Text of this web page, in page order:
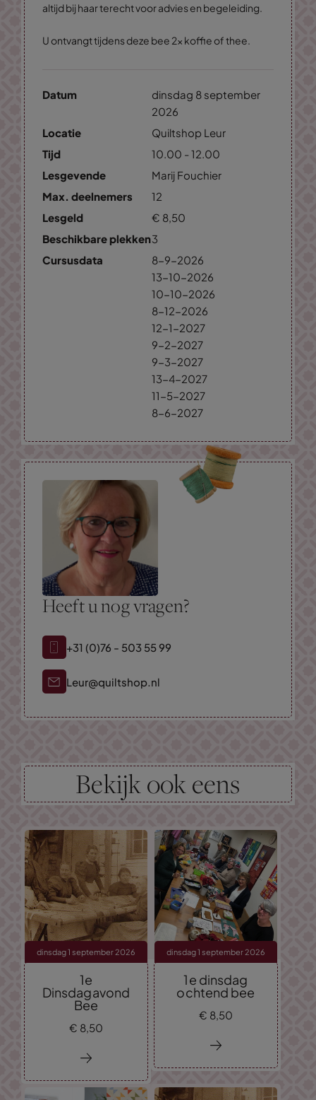
altijd bij haar terecht voor advies en begeleiding.
U ontvangt tijdens deze bee 2x koffie of thee.
Datum
dinsdag 8 september
2026
Locatie
Quiltshop Leur
Tijd
10.00 - 12.00
Lesgevende
Marij Fouchier
Max. deelnemers
12
Lesgeld
€ 8,50
Beschikbare plekken3
Cursusdata
8-9-2026
13-10-2026
10-10-2026
8-12-2026
12-1-2027
9-2-2027
9-3-2027
13-4-2027
11-5-2027
8-6-2027
Heeft u nog vragen?
+31 (0)76 - 503 55 99
Leur@quiltshop.nl
Bekijk ook eens
dinsdag 1 september 2026
1e
Dinsdagavond
Bee
€ 8, 50
dinsdag 1 september 2026
1e dinsdag
ochtend bee
€ 8, 50